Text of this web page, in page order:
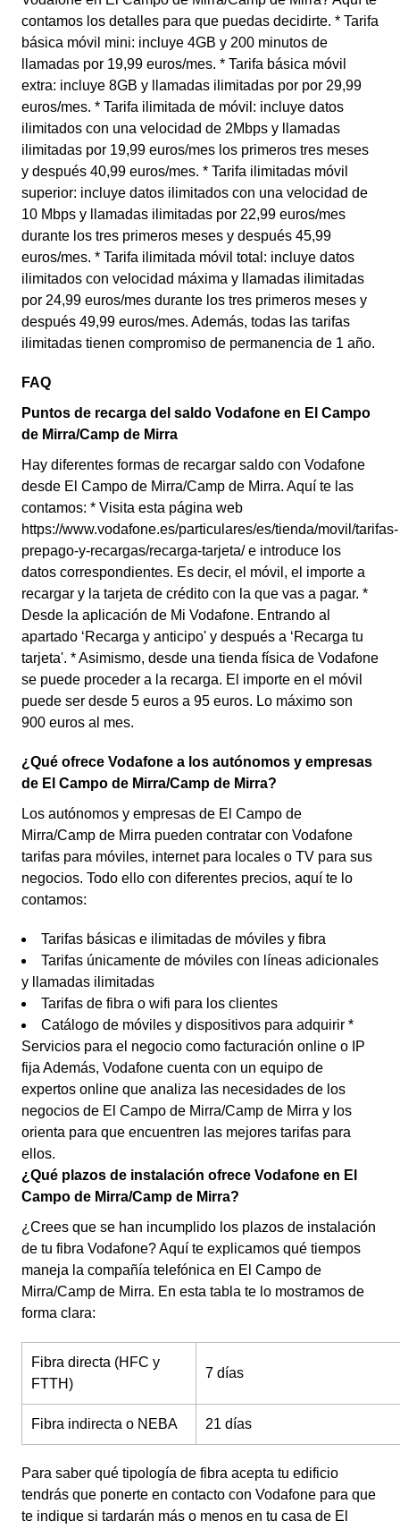
contamos los detalles para que puedas decidirte. * Tarifa
básica móvil mini: incluye 4GB y 200 minutos de
llamadas por 19,99 euros/mes. * Tarifa básica móvil
extra: incluye 8GB y llamadas ilimitadas por por 29,99
euros/mes. * Tarifa ilimitada de móvil: incluye datos
ilimitados con una velocidad de 2Mbps y llamadas
ilimitadas por 19,99 euros/mes los primeros tres meses
y después 40,99 euros/mes. * Tarifa ilimitadas móvil
superior: incluye datos ilimitados con una velocidad de
10 Mbps y llamadas ilimitadas por 22,99 euros/mes
durante los tres primeros meses y después 45,99
euros/mes. * Tarifa ilimitada móvil total: incluye datos
ilimitados con velocidad máxima y llamadas ilimitadas
por 24,99 euros/mes durante los tres primeros meses y
después 49,99 euros/mes. Además, todas las tarifas
ilimitadas tienen compromiso de permanencia de 1 año.
FAQ
Puntos de recarga del saldo Vodafone en El Campo
de Mirra/Camp de Mirra
Hay diferentes formas de recargar saldo con Vodafone
desde El Campo de Mirra/Camp de Mirra. Aquí te las
contamos: * Visita esta página web
https://www.vodafone.es/particulares/es/tienda/movil/tarifas-
prepago-y-recargas/recarga-tarjeta/ e introduce los
datos correspondientes. Es decir, el móvil, el importe a
recargar y la tarjeta de crédito con la que vas a pagar. *
Desde la aplicación de Mi Vodafone. Entrando al
apartado ‘Recarga y anticipo' y después a ‘Recarga tu
tarjeta'. * Asimismo, desde una tienda física de Vodafone
se puede proceder a la recarga. El importe en el móvil
puede ser desde 5 euros a 95 euros. Lo máximo son
900 euros al mes.
¿Qué ofrece Vodafone a los autónomos y empresas
de El Campo de Mirra/Camp de Mirra?
Los autónomos y empresas de El Campo de
Mirra/Camp de Mirra pueden contratar con Vodafone
tarifas para móviles, internet para locales o TV para sus
negocios. Todo ello con diferentes precios, aquí te lo
contamos:
Tarifas básicas e ilimitadas de móviles y fibra
Tarifas únicamente de móviles con líneas adicionales
y llamadas ilimitadas
Tarifas de fibra o wifi para los clientes
Catálogo de móviles y dispositivos para adquirir *
Servicios para el negocio como facturación online o IP
fija Además, Vodafone cuenta con un equipo de
expertos online que analiza las necesidades de los
negocios de El Campo de Mirra/Camp de Mirra y los
orienta para que encuentren las mejores tarifas para
ellos.
¿Qué plazos de instalación ofrece Vodafone en El
Campo de Mirra/Camp de Mirra?
¿Crees que se han incumplido los plazos de instalación
de tu fibra Vodafone? Aquí te explicamos qué tiempos
maneja la compañía telefónica en El Campo de
Mirra/Camp de Mirra. En esta tabla te lo mostramos de
forma clara:
Fibra directa (HFC y
FTTH)
7 días
Fibra indirecta o NEBA 21 días
Para saber qué tipología de fibra acepta tu edificio
tendrás que ponerte en contacto con Vodafone para que
te indique si tardarán más o menos en tu casa de El